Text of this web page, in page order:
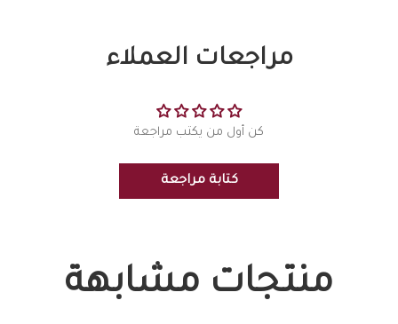
مراجعات العملاء
كن أول من يكتب مراجعة
كتابة مراجعة
منتجات مشابهة